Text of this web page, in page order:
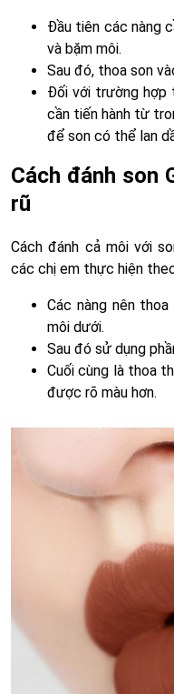
Đầu tiên các nàng
và bặm môi.
Sau đó, thoa son
Đối với trường hợp
cần tiến hành từ
để son có thể lan
Cách đánh son
rũ
Cách đánh cả môi với
các chị em thực hiện
Các nàng nên
môi dưới.
Sau đó sử dụng
Cuối cùng là thoa
được rõ màu hơn.